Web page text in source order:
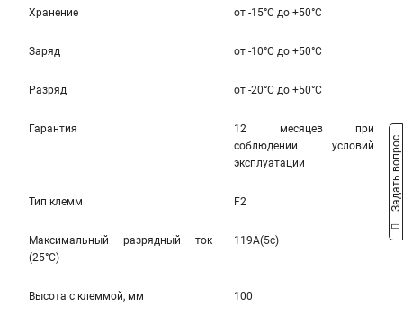
Хранение от -15°С до +50°С
Заряд от -10°С до +50°С
Разряд от -20°С до +50°С
Гарантия
12 месяцев при
соблюдении условий
эксплуатации
Тип клемм F2
Максимальный разрядный ток
(25°С)
119A(5c)
Высота c клеммой, мм 100
Задать вопрос